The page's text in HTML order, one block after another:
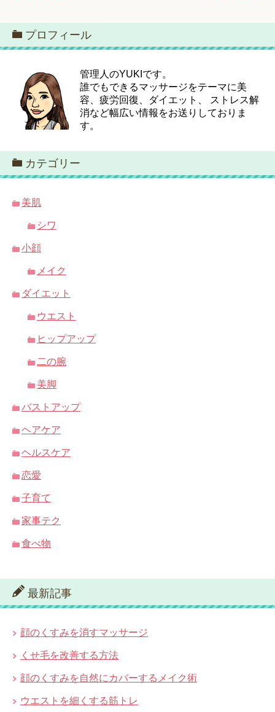
プロフィール
管理人のYUKIです。
誰でもできるマッサージをテーマに美
容、疲労回復、ダイエット、 ストレス解
消など幅広い情報をお送りしておりま
す。
カテゴリー
美肌
シワ
小顔
メイク
ダイエット
ウエスト
ヒップアップ
二の腕
美脚
バストアップ
ヘアケア
ヘルスケア
恋愛
子育て
家事テク
食べ物
最新記事
顔のくすみを消すマッサージ
くせ毛を改善する方法
顔のくすみを自然にカバーするメイク術
ウエストを細くする筋トレ